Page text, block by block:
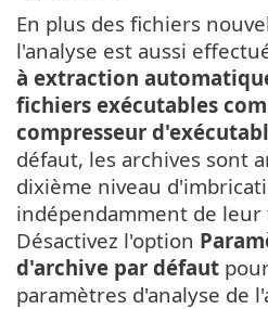
En plus des fichiers
l'analyse est aussi
à extraction
fichiers exécutables
compresseur
défaut, les archives sont
dixième niveau
indépendamment de
Désactivez l'option
d'archive par défaut
paramètres d'analyse de